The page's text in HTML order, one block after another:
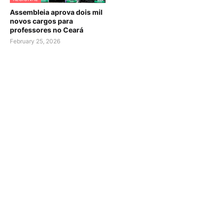
Assembleia aprova dois mil
novos cargos para
professores no Ceará
February 25, 2026